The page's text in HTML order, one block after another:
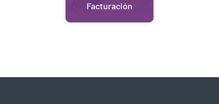
Facturación